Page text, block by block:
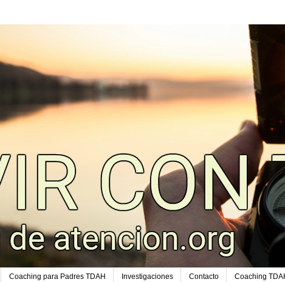
Coaching para Padres TDAH Investigaciones Contacto Coaching